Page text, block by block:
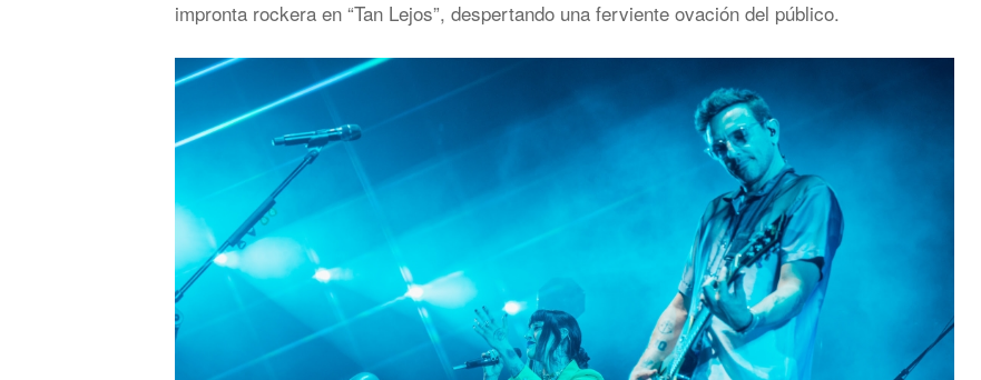
impronta rockera en “Tan Lejos”, despertando una ferviente ovación del público.